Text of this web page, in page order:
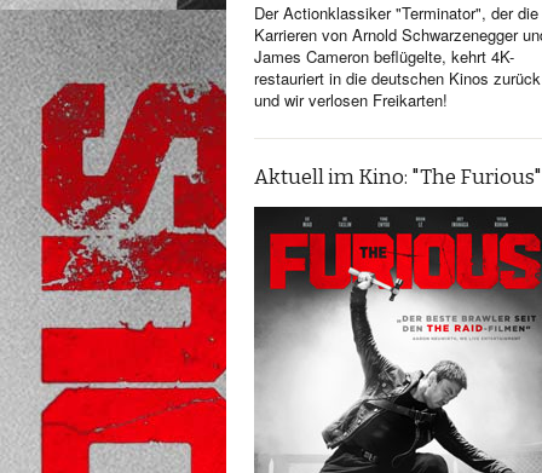
Der Actionklassiker "Terminator", der die
Karrieren von Arnold Schwarzenegger
James Cameron beflügelte, kehrt 4K-
restauriert in die deutschen Kinos zurück
und wir verlosen Freikarten!
Aktuell im Kino: "The Furious"